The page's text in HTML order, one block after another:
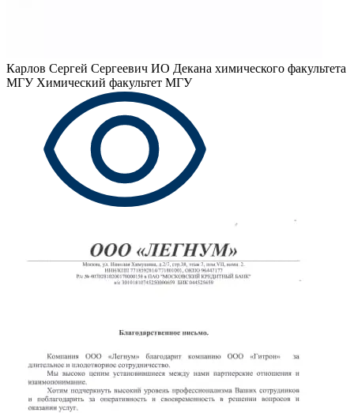
Карлов Сергей Сергеевич ИО Декана химического факультета
МГУ Химический факультет МГУ